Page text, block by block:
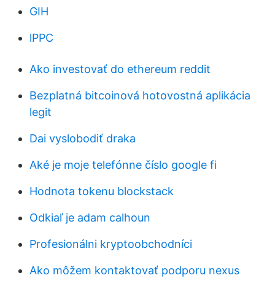
GIH
lPPC
Ako investovať do ethereum reddit
Bezplatná bitcoinová hotovostná aplikácia
legit
Dai vyslobodiť draka
Aké je moje telefónne číslo google fi
Hodnota tokenu blockstack
Odkiaľ je adam calhoun
Profesionálni kryptoobchodníci
Ako môžem kontaktovať podporu nexus